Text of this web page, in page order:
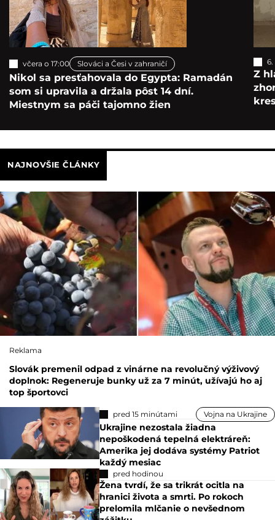
včera o 17:00 Slováci a Česi v zahraničí
Nikol sa presťahovala do Egypta: Ramadán
som si upravila a držala pôst 14 dní.
Miestnym sa páči tajomno žien
Z
NAJNOVŠIE ČLÁNKY
Reklama
Slovák premenil odpad z vinárne na revolučný výživový
doplnok: Regeneruje bunky už za 7 minút, užívajú ho aj
top športovci
pred 15 minútami Vojna na Ukrajine
Ukrajine nezostala žiadna
nepoškodená tepelná elektráreň:
Amerika jej dodáva systémy Patriot
každý mesiac
pred hodinou
Žena tvrdí, že sa trikrát ocitla na
hranici života a smrti. Po rokoch
prelomila mlčanie o nevšednom